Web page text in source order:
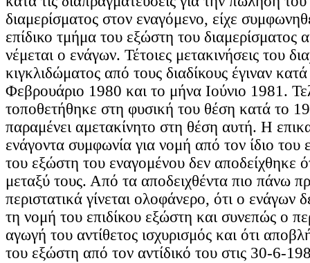
διαμερίσματος στον εναγόμενο, είχε
επίδικο τμήμα του εξώστη του διαμερίσματος
νέμεται ο ενάγων. Τέτοιες μετακινήσεις του
κιγκλιδώματος από τους διαδίκους έγιναν
Φεβρουάριο 1980 και το μήνα Ιούνιο 1981.
τοποθετήθηκε στη φυσική του θέση κατά το
παραμένει αμετακίνητο στη θέση αυτή. Η
ενάγοντα συμφωνία για νομή από τον ίδιο του
του εξώστη του εναγομένου δεν αποδείχθηκε
μεταξύ τους. Από τα αποδειχθέντα πιο πάνω
περιστατικά γίνεται ολοφάνερο, ότι ο ενάγων
τη νομή του επιδίκου εξώστη και συνεπώς ο
αγωγή του αντίθετος ισχυρισμός και ότι
του εξώστη από τον αντίδικό του στις 30-6-